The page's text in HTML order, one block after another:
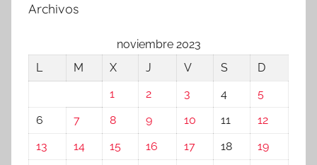
Archivos
noviembre 2023
L
M X J V S
D
1
2 3 4
5
6
7 8 9 10 11
12
13
14 15 16 17 18 19